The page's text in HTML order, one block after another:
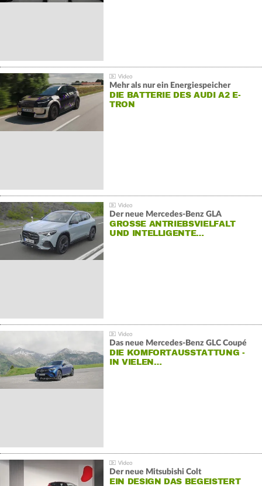
Mehr als nur ein Energiespeicher
DIE BATTERIE DES AUDI A2 E-
TRON
Der neue Mercedes-Benz GLA
GROSSE ANTRIEBSVIELFALT U
ND INTELLIGENTE…
Das neue Mercedes-Benz GLC Coupé
DIE KOMFORTAUSSTATTUNG -
IN VIELEN…
Der neue Mitsubishi Colt
EIN DESIGN DAS BEGEISTERT